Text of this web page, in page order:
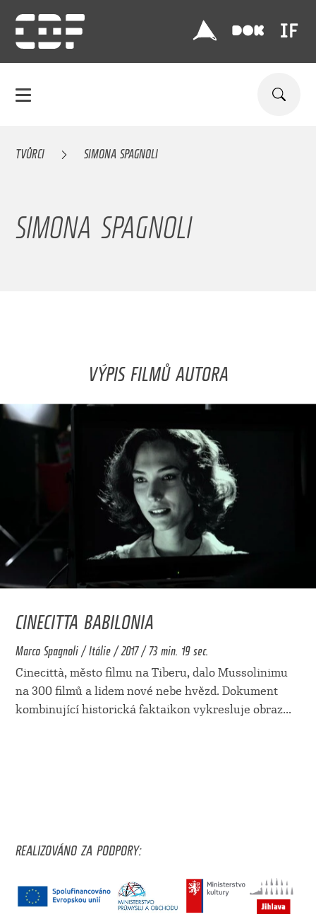
TVŮRCI SIMONA SPAGNOLI
SIMONA SPAGNOLI
VÝPIS FILMŮ AUTORA
CINECITTA BABILONIA
Marco Spagnoli / Itálie / 2017 / 73 min. 19 sec.
Cinecittà, město filmu na Tiberu, dalo Mussolinimu
na 300 filmů a lidem nové nebe hvězd. Dokument
kombinující historická faktaikon vykresluje obraz...
REALIZOVÁNO ZA PODPORY: